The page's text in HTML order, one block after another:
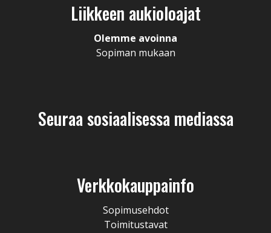
Liikkeen aukioloajat
Olemme avoinna
Sopiman mukaan
Seuraa sosiaalisessa mediassa
Verkkokauppainfo
Sopimusehdot
Toimitustavat